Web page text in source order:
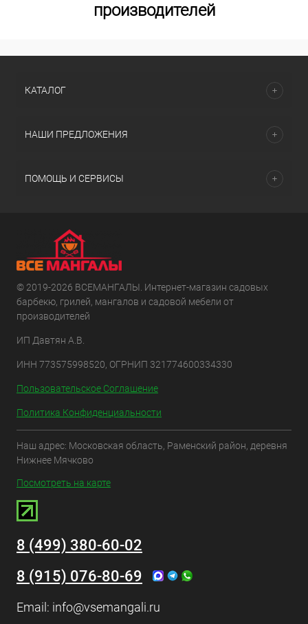
производителей
КАТАЛОГ
НАШИ ПРЕДЛОЖЕНИЯ
ПОМОЩЬ И СЕРВИСЫ
© 2019-2026 ВСЕМАНГАЛЫ. Интернет-магазин садовых
барбекю, грилей, мангалов и садовой мебели от
производителей
ИП Давтян А.В.
ИНН 773575998520, ОГРНИП 321774600334330
Пользовательское Соглашение
Политика Конфиденциальности
Наш адрес: Московская область, Раменский район, деревня
Нижнее Мячково
Посмотреть на карте
8 (499) 380-60-02
8 (915) 076-80-69
Email: info@vsemangali.ru